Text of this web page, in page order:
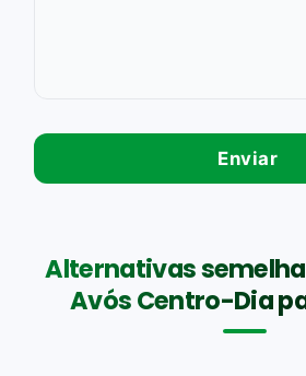
Alternativas
Avós Centro-Dia